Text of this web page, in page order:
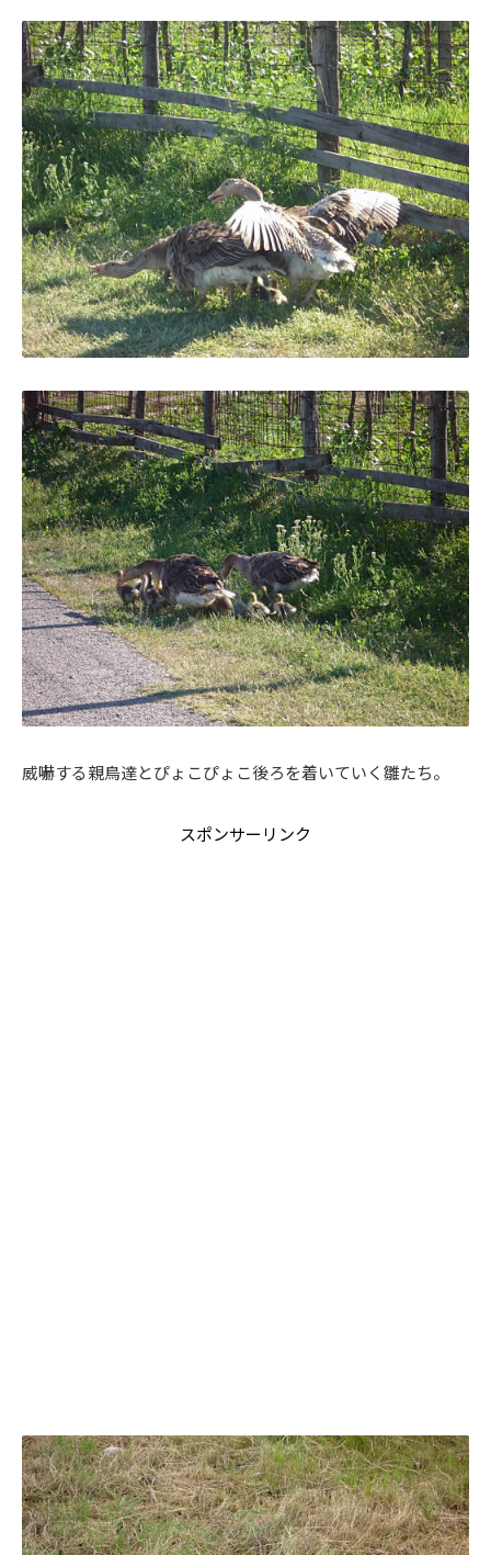
威嚇する親鳥達とぴょこぴょこ後ろを着いていく雛たち。
スポンサーリンク